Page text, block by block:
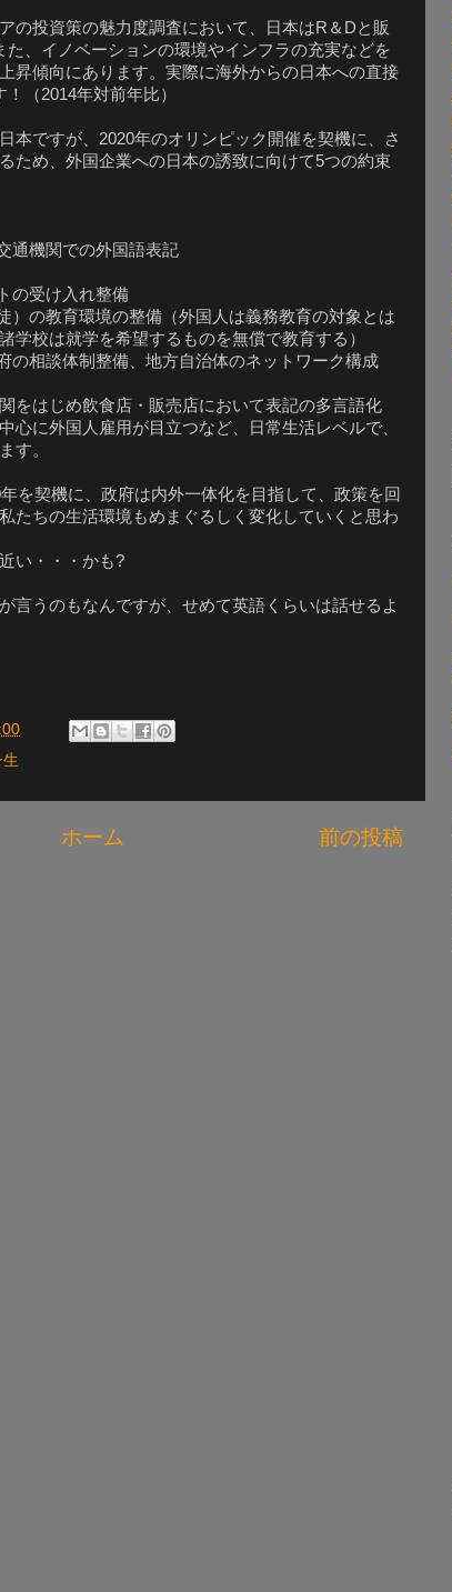
の投資策の魅力度調査において、日本はR＆Dと販
、イノベーションの環境やインフラの充実などを
昇傾向にあります。実際に海外からの日本への直接
（2014年対前年比）
本ですが、2020年のオリンピック開催を契機に、さ
ため、外国企業への日本の誘致に向けて5つの約束
通機関での外国語表記
の受け入れ整備
）の教育環境の整備（外国人は義務教育の対象とは
学校は就学を希望するものを無償で教育する）
の相談体制整備、地方自治体のネットワーク構成
をはじめ飲食店・販売店において表記の多言語化
心に外国人雇用が目立つなど、日常生活レベルで、
す。
を契機に、政府は内外一体化を目指して、政策を回
たちの生活環境もめまぐるしく変化していくと思わ
い・・・かも?
言うのもなんですが、せめて英語くらいは話せるよ
前の投稿
ホーム